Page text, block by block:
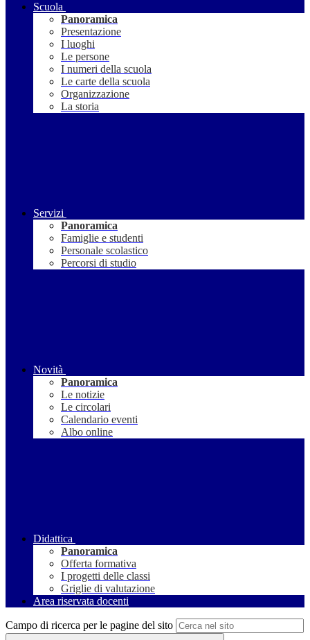
Scuola
Panoramica
Presentazione
I luoghi
Le persone
I numeri della scuola
Le carte della scuola
Organizzazione
La storia
Servizi
Panoramica
Famiglie e studenti
Personale scolastico
Percorsi di studio
Novità
Panoramica
Le notizie
Le circolari
Calendario eventi
Albo online
Didattica
Panoramica
Offerta formativa
I progetti delle classi
Griglie di valutazione
Area riservata docenti
Campo di ricerca per le pagine del sito